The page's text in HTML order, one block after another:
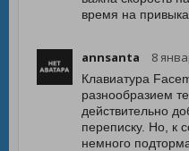
время на
annsanta 8
Клавиатура
разнообразием
действительно
переписку. Но, к
немного